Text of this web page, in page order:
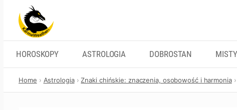
content
HOROSKOPY ASTROLOGIA DOBROSTAN
Home Astrologia Znaki chińskie: znaczenia, osobowość i harmonia